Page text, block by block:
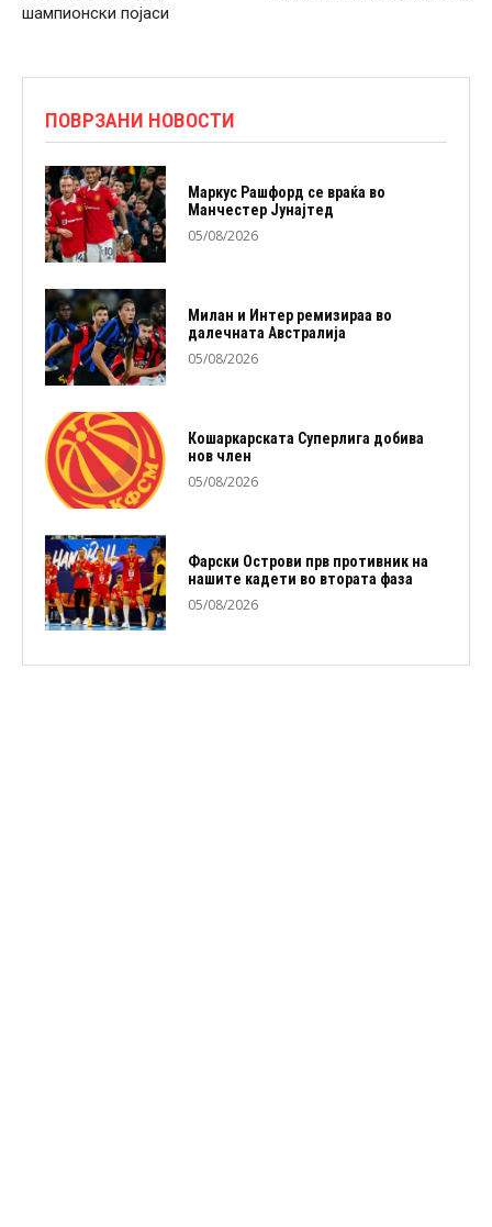
шампионски појаси
ПОВРЗАНИ НОВОСТИ
Маркус Рашфорд се враќа во
Манчестер Јунајтед
05/08/2026
Милан и Интер ремизираа во
далечната Австралија
05/08/2026
Кошаркарската Суперлига добива
нов член
05/08/2026
Фарски Острови прв противник на
нашите кадети во втората фаза
05/08/2026